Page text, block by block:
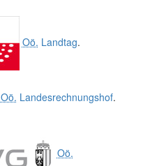
Oö. Landtag.
Oö. Landesrechnungshof.
Oö.